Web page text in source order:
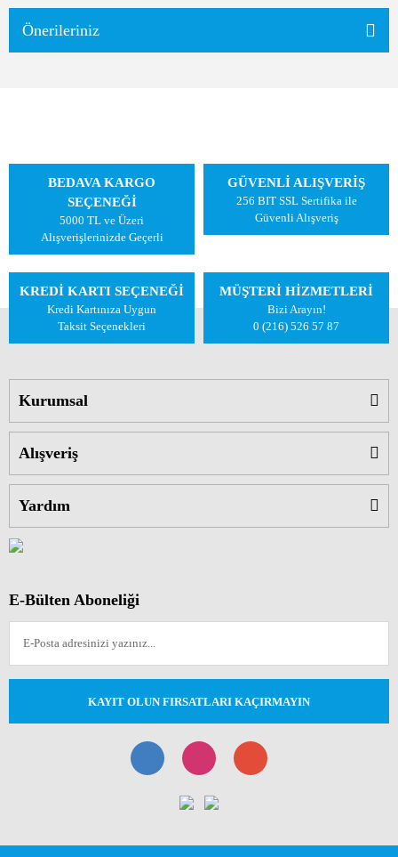
Önerileriniz
BEDAVA KARGO
SEÇENEĞİ
5000 TL ve Üzeri
Alışverişlerinizde Geçerli
GÜVENLİ ALIŞVERİŞ
256 BIT SSL Sertifika ile
Güvenli Alışveriş
KREDİ KARTI SEÇENEĞİ
Kredi Kartınıza Uygun
Taksit Seçenekleri
MÜŞTERİ HİZMETLERİ
Bizi Arayın!
0 (216) 526 57 87
Kurumsal
Alışveriş
Yardım
E-Bülten Aboneliği
KAYIT OLUN FIRSATLARI KAÇIRMAYIN